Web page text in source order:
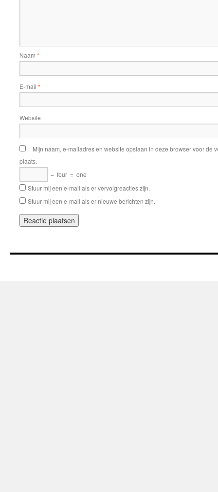
Naam *
E-mail *
Website
Mijn naam, e-mailadres en website opslaan in deze browser voor de
plaats.
− four = one
Stuur mij een e-mail als er vervolgreacties zijn.
Stuur mij een e-mail als er nieuwe berichten zijn.